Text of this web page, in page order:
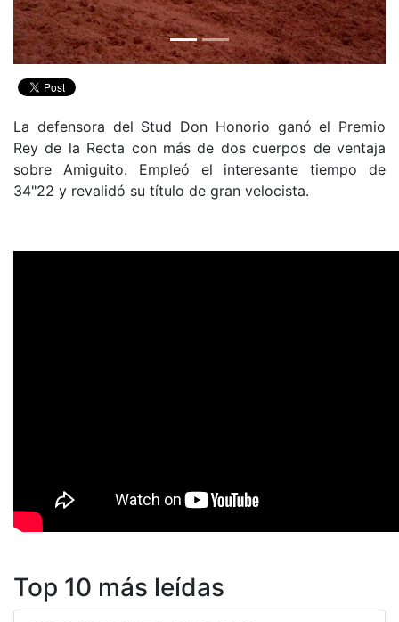
La defensora del Stud Don Honorio ganó el Premio
Rey de la Recta con más de dos cuerpos de ventaja
sobre Amiguito. Empleó el interesante tiempo de
34"22 y revalidó su título de gran velocista.
Top 10 más leídas